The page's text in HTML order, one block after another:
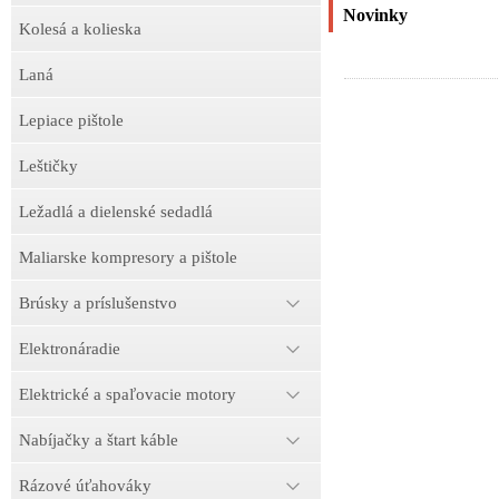
Kolesá a kolieska
Laná
Lepiace pištole
Leštičky
Ležadlá a dielenské sedadlá
Maliarske kompresory a pištole
Brúsky a príslušenstvo
Elektronáradie
Elektrické a spaľovacie motory
Nabíjačky a štart káble
Rázové úťahováky
Novinky